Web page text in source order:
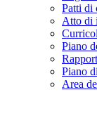
Patti di
Atto di
Piano
Piano
Area